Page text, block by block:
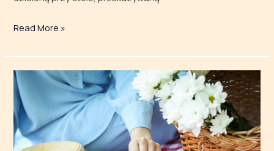
Read More »
Przekąski
idealne
na piknik.
Poznaj
5